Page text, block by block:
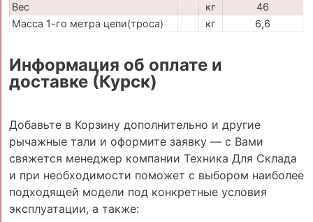
Вес
кг
46
Масса 1-го метра цепи(троса)
кг 6,6
Информация об оплате и
доставке (Курск)
Добавьте в Корзину дополнительно и другие
рычажные тали и оформите заявку — с Вами
свяжется менеджер компании Техника Для Склада
и при необходимости поможет с выбором наиболее
подходящей модели под конкретные условия
эксплуатации, а также: